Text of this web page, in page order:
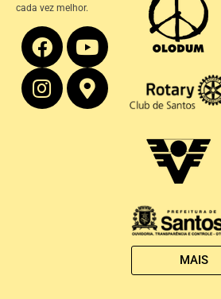
cada vez melhor.
MAIS